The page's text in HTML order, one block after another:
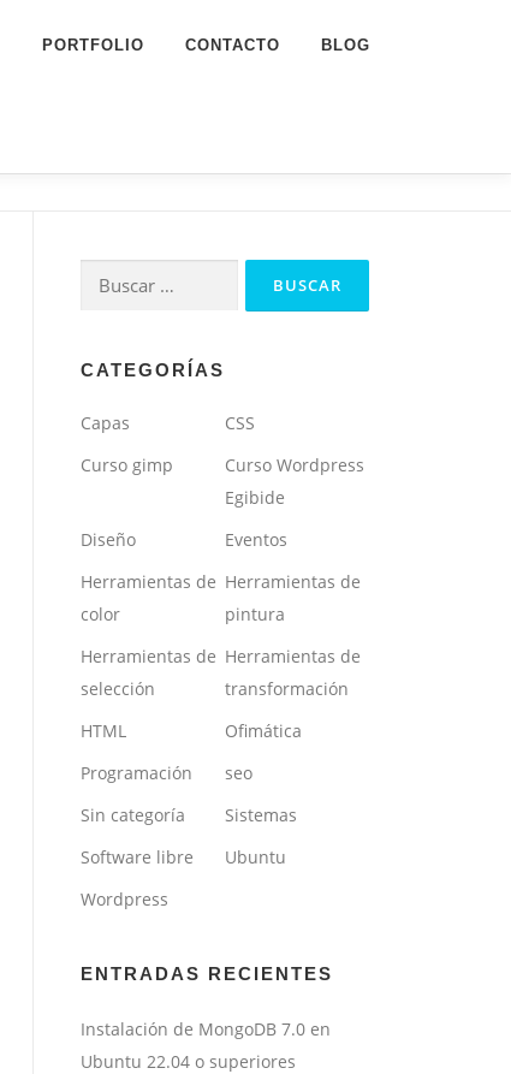
PORTFOLIO CONTACTO BLOG
Buscar:
CATEGORÍAS
Capas
CSS
Curso gimp
Curso Wordpress
Egibide
Diseño
Eventos
Herramientas de
color
Herramientas de
pintura
Herramientas de
selección
Herramientas de
transformación
HTML
Ofimática
Programación
seo
Sin categoría
Sistemas
Software libre
Ubuntu
Wordpress
ENTRADAS RECIENTES
Instalación de MongoDB 7.0 en
Ubuntu 22.04 o superiores